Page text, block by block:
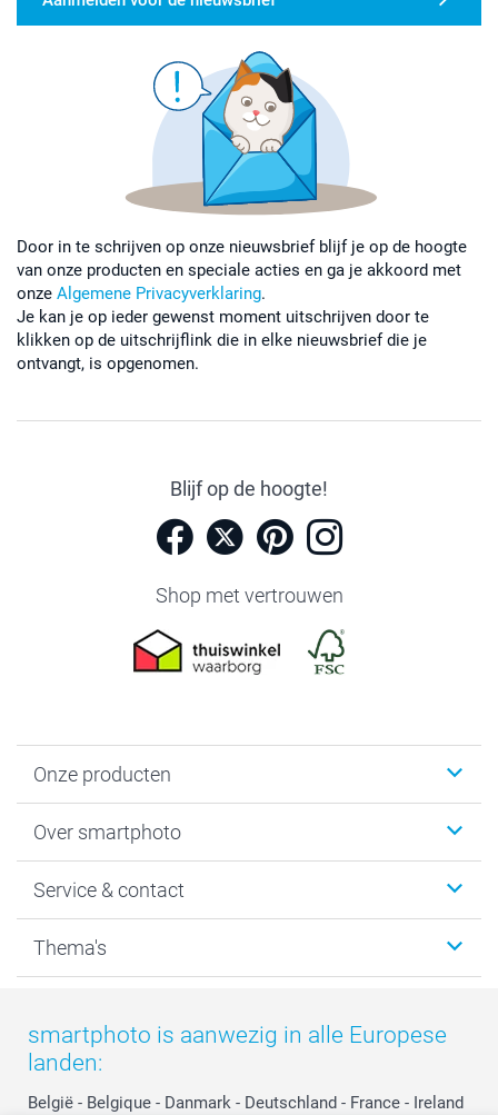
Door in te schrijven op onze nieuwsbrief blijf je op de hoogte
van onze producten en speciale acties en ga je akkoord met
onze Algemene Privacyverklaring.
Je kan je op ieder gewenst moment uitschrijven door te
klikken op de uitschrijflink die in elke nieuwsbrief die je
ontvangt, is opgenomen.
Blijf op de hoogte!
Shop met vertrouwen
Onze producten
Fotoboeken
Fotocadeaus
Kaarten
Over smartphoto
Vacatures
Bestelproces
Privacy
Cookiebeleid
Reviews
Service & contact
Tevredenheidsgarantie
smartbonus
smartfriends
service@smartphoto.nl
Thema's
Moederdag
Vaderdag
Huwelijk
smartphoto is aanwezig in alle Europese
landen:
België - Belgique - Danmark - Deutschland - France - Ireland